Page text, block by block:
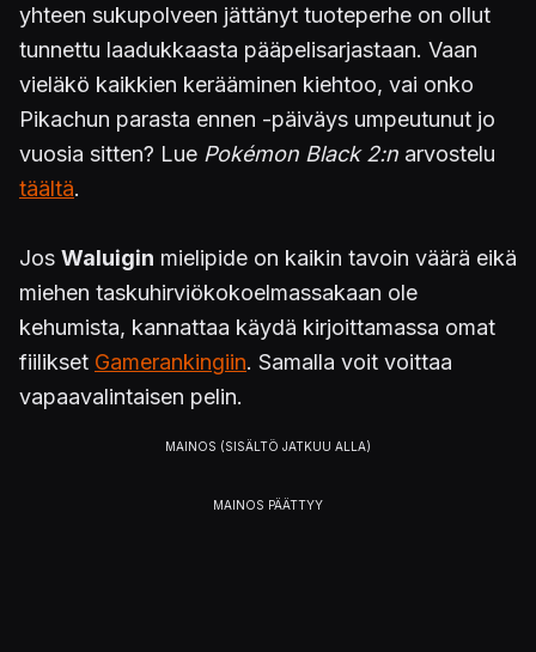
yhteen sukupolveen jättänyt tuoteperhe on ollut
tunnettu laadukkaasta pääpelisarjastaan. Vaan
vieläkö kaikkien kerääminen kiehtoo, vai onko
Pikachun parasta ennen -päiväys umpeutunut jo
vuosia sitten? Lue Pokémon Black 2:n arvostelu
täältä.
Jos Waluigin mielipide on kaikin tavoin väärä eikä
miehen taskuhirviökokoelmassakaan ole
kehumista, kannattaa käydä kirjoittamassa omat
fiilikset Gamerankingiin. Samalla voit voittaa
vapaavalintaisen pelin.